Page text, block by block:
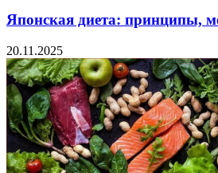
Японская диета: принципы,
20.11.2025